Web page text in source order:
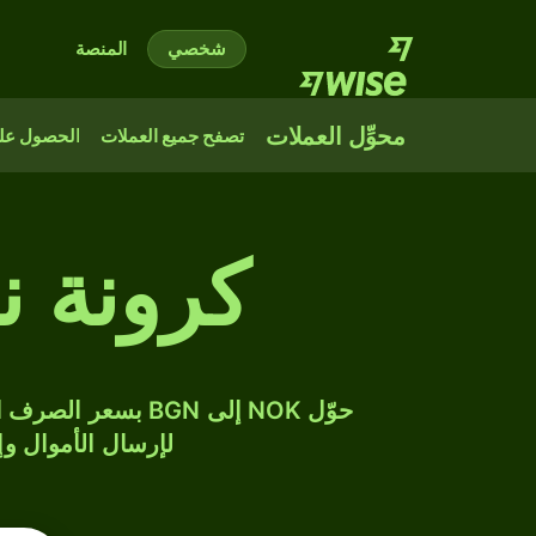
شخصي المنصة
محوِّل العملات تصفح جميع العملات الحصول
كرونة
لإرسال الأموال